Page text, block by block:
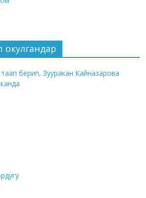
берип, Зууракан Кайназарова